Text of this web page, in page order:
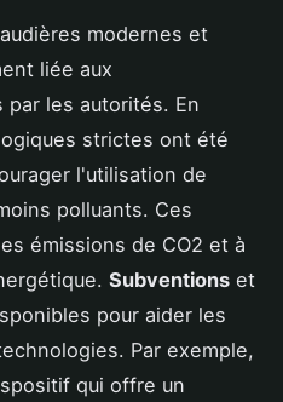
modernes et
liée aux
par les autorités. En
strictes ont été
l'utilisation de
polluants. Ces
émissions de CO2 et à
Subventions et
pour aider les
Par exemple,
qui offre un